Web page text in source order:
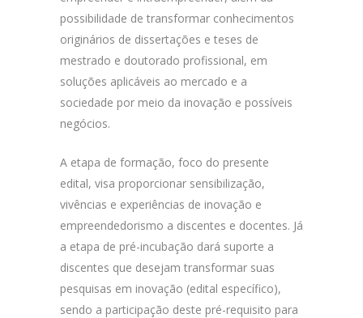
possibilidade de transformar conhecimentos
originários de dissertações e teses de
mestrado e doutorado profissional, em
soluções aplicáveis ao mercado e a
sociedade por meio da inovação e possíveis
negócios.
A etapa de formação, foco do presente
edital, visa proporcionar sensibilização,
vivências e experiências de inovação e
empreendedorismo a discentes e docentes. Já
a etapa de pré-incubação dará suporte a
discentes que desejam transformar suas
pesquisas em inovação (edital específico),
sendo a participação deste pré-requisito para